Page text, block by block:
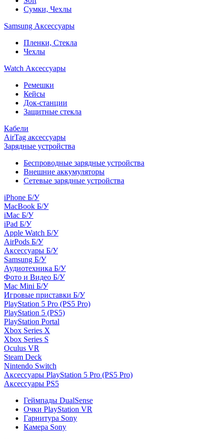
Сумки, Чехлы
Samsung Аксессуары
Пленки, Стекла
Чехлы
Watch Аксессуары
Ремешки
Кейсы
Док-станции
Защитные стекла
Кабели
AirTag аксессуары
Зарядные устройства
Беспроводные зарядные устройства
Внешние аккумуляторы
Сетевые зарядные устройства
iPhone Б/У
MacBook Б/У
iMac Б/У
iPad Б/У
Apple Watch Б/У
AirPods Б/У
Аксессуары Б/У
Samsung Б/У
Аудиотехника Б/У
Фото и Видео Б/У
Mac Mini Б/У
Игровые приставки Б/У
PlayStation 5 Pro (PS5 Pro)
PlayStation 5 (PS5)
PlayStation Portal
Xbox Series X
Xbox Series S
Oculus VR
Steam Deck
Nintendo Switch
Аксессуары PlayStation 5 Pro (PS5 Pro)
Аксессуары PS5
Геймпады DualSense
Очки PlayStation VR
Гарнитура Sony
Камера Sony